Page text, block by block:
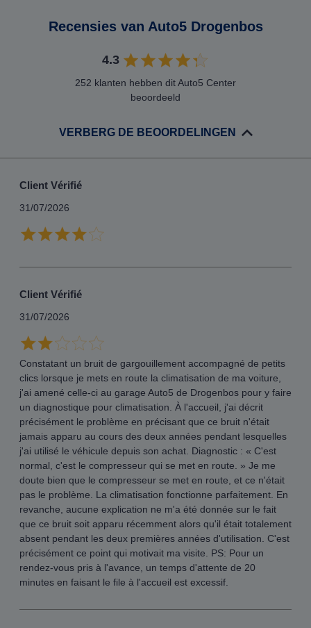
Recensies van Auto5 Drogenbos
4.3
252 klanten hebben dit Auto5 Center
beoordeeld
VERBERG DE BEOORDELINGEN
Client Vérifié
31/07/2026
Client Vérifié
31/07/2026
Constatant un bruit de gargouillement accompagné de petits
clics lorsque je mets en route la climatisation de ma voiture,
j'ai amené celle-ci au garage Auto5 de Drogenbos pour y faire
un diagnostique pour climatisation. À l'accueil, j'ai décrit
précisément le problème en précisant que ce bruit n'était
jamais apparu au cours des deux années pendant lesquelles
j'ai utilisé le véhicule depuis son achat. Diagnostic : « C'est
normal, c'est le compresseur qui se met en route. » Je me
doute bien que le compresseur se met en route, et ce n'était
pas le problème. La climatisation fonctionne parfaitement. En
revanche, aucune explication ne m'a été donnée sur le fait
que ce bruit soit apparu récemment alors qu'il était totalement
absent pendant les deux premières années d'utilisation. C'est
précisément ce point qui motivait ma visite. PS: Pour un
rendez-vous pris à l'avance, un temps d'attente de 20
minutes en faisant le file à l'accueil est excessif.